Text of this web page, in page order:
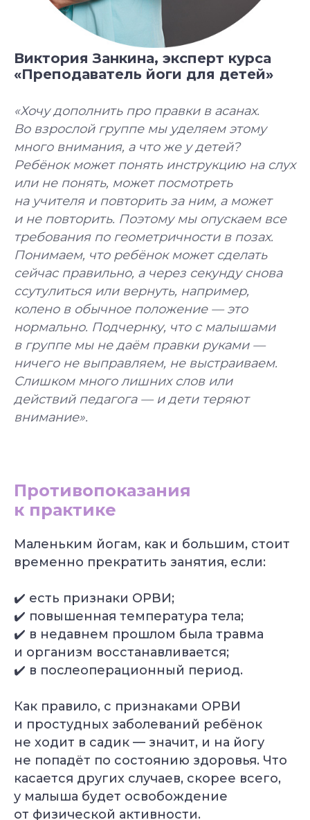
Виктория Занкина, эксперт курса
«Преподаватель йоги для детей»
«Хочу дополнить про правки в асанах.
Во взрослой группе мы уделяем этому
много внимания, а что же у детей?
Ребёнок может понять инструкцию на слух
или не понять, может посмотреть
на учителя и повторить за ним, а может
и не повторить. Поэтому мы опускаем все
требования по геометричности в позах.
Понимаем, что ребёнок может сделать
сейчас правильно, а через секунду снова
ссутулиться или вернуть, например,
колено в обычное положение — это
нормально. Подчернку, что с малышами
в группе мы не даём правки руками —
ничего не выправляем, не выстраиваем.
Слишком много лишних слов или
действий педагога — и дети теряют
внимание».
Противопоказания
к практике
Маленьким йогам, как и большим, стоит
временно прекратить занятия, если:
✔️ есть признаки ОРВИ;
✔️ повышенная температура тела;
✔️ в недавнем прошлом была травма
и организм восстанавливается;
✔️ в послеоперационный период.
Как правило, с признаками ОРВИ
и простудных заболеваний ребёнок
не ходит в садик — значит, и на йогу
не попадёт по состоянию здоровья. Что
касается других случаев, скорее всего,
у малыша будет освобождение
от физической активности.
Подбор программы
под уровень
с экспертом
40 000 руб
Бесплатно + бонус до 40 000 ₽
Александр Лапковский
Основатель Академии Йоги
10+ лет опыта
Подберём курс йоги
под вашу цель
Уже 2 300+ заявок
за последний месяц
Популярные курсы Академии Йоги